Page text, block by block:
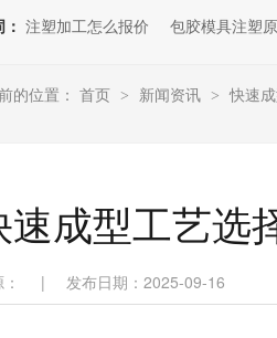
注塑加工怎么报价 包胶模具注塑
的位置： 首页 > 新闻资讯 > 快速
速成型工艺选
| 发布日期：2025-09-16